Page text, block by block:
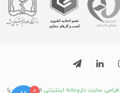
0 طراحی سایت داروخانه اینترنتی از میرسافت با